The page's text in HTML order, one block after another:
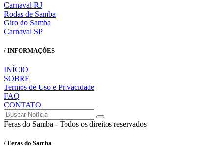
Carnaval RJ
Rodas de Samba
Giro do Samba
Carnaval SP
/ INFORMAÇÕES
INÍCIO
SOBRE
Termos de Uso e Privacidade
FAQ
CONTATO
Feras do Samba - Todos os direitos reservados
/ Feras do Samba